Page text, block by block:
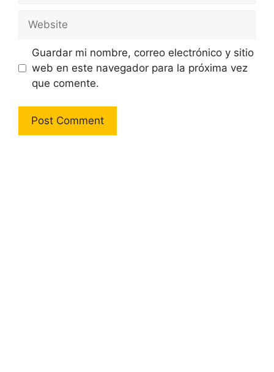
Guardar mi nombre, correo electrónico y sitio
web en este navegador para la próxima vez
que comente.